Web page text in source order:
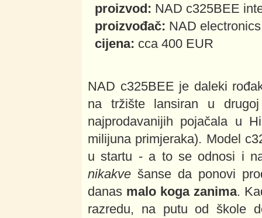
proizvod: NAD c325BEE
proizvođač: NAD
cijena: cca 400 EUR
NAD c325BEE je daleki
na tržište lansiran u
najprodavanijih pojačala u
milijuna primjeraka). Model
u startu - a to se odnosi i
nikakve šanse da ponovi
danas malo koga zanima.
razredu, na putu od škole